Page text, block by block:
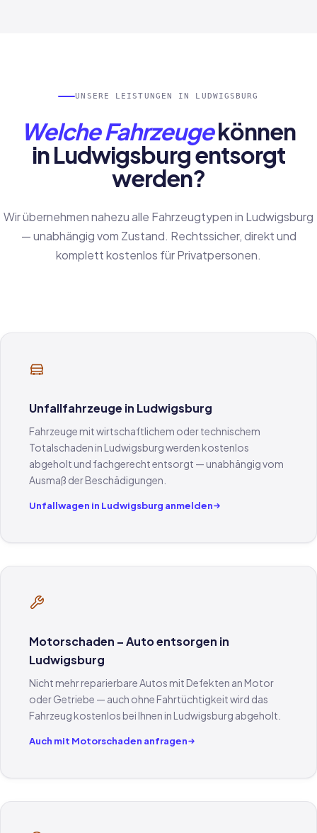
UNSERE LEISTUNGEN IN LUDWIGSBURG
Welche Fahrzeugekönnen
in Ludwigsburg entsorgt
werden?
Wir übernehmen nahezu alle Fahrzeugtypen in Ludwigsburg
— unabhängig vom Zustand. Rechtssicher, direkt und
komplett kostenlos für Privatpersonen.
Unfallfahrzeuge in Ludwigsburg
Fahrzeuge mit wirtschaftlichem oder technischem
Totalschaden in Ludwigsburg werden kostenlos
abgeholt und fachgerecht entsorgt — unabhängig vom
Ausmaß der Beschädigungen.
Unfallwagen in Ludwigsburg anmelden
Motorschaden – Auto entsorgen in
Ludwigsburg
Nicht mehr reparierbare Autos mit Defekten an Motor
oder Getriebe — auch ohne Fahrtüchtigkeit wird das
Fahrzeug kostenlos bei Ihnen in Ludwigsburg abgeholt.
Auch mit Motorschaden anfragen